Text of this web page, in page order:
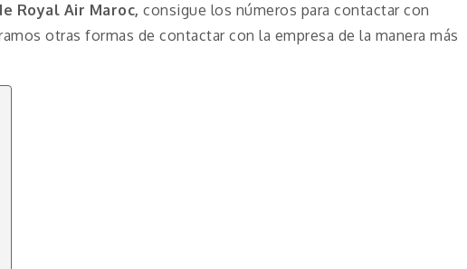
Royal Air Maroc, consigue los números para contactar con
otras formas de contactar con la empresa de la manera más